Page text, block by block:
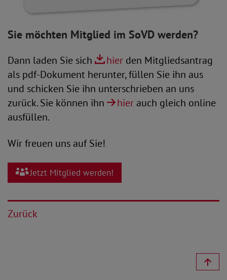
Sie möchten Mitglied im SoVD werden?
Dann laden Sie sich hier den Mitgliedsantrag
als pdf-Dokument herunter, füllen Sie ihn aus
und schicken Sie ihn unterschrieben an uns
zurück. Sie können ihn
hier auch gleich online
ausfüllen.
Wir freuen uns auf Sie!
Jetzt Mitglied werden!
Zurück